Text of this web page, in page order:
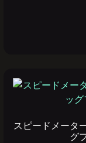
スピードメータ
グ